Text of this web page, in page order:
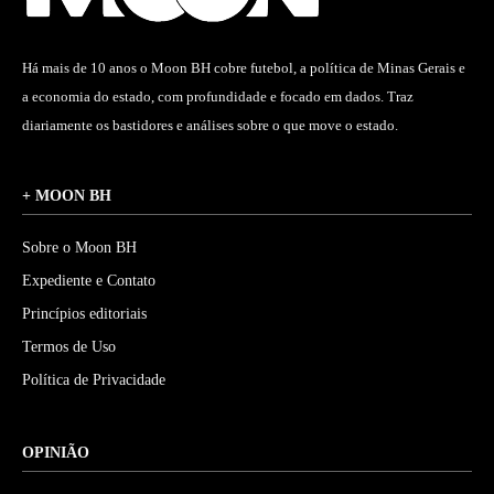
Há mais de 10 anos o Moon BH cobre futebol, a política de Minas Gerais e
a economia do estado, com profundidade e focado em dados. Traz
diariamente os bastidores e análises sobre o que move o estado.
+ MOON BH
Sobre o Moon BH
Expediente e Contato
Princípios editoriais
Termos de Uso
Política de Privacidade
OPINIÃO